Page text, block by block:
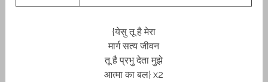
{येसु तू है मेरा
मार्ग सत्य जीवन
तू है प्रभु देता मुझे
आत्मा का बल} x2